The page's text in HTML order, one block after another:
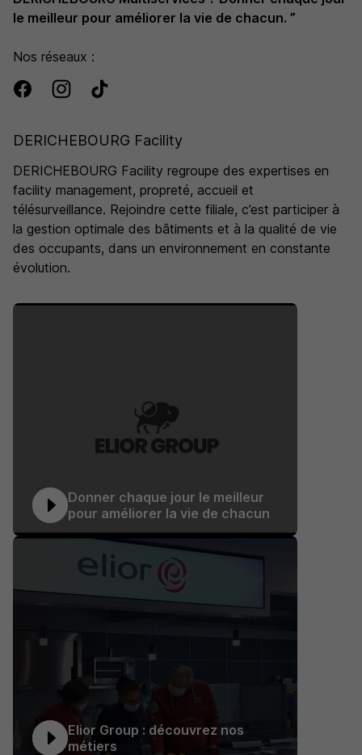
le meilleur pour améliorer la vie de chacun. ”
Nos réseaux :
DERICHEBOURG Facility
DERICHEBOURG Facility regroupe des expertises en
facility management, propreté, accueil et
télésurveillance. Rejoindre cette filiale, c’est participer à
la gestion optimale des bâtiments et à la qualité de vie
des occupants, dans un environnement en constante
évolution.
Donner chaque jour le meilleur
pour améliorer la vie de chacun
Elior Group : découvrez nos
métiers